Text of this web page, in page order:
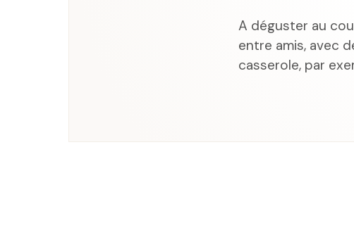
A déguster au
entre amis, avec
casserole, par